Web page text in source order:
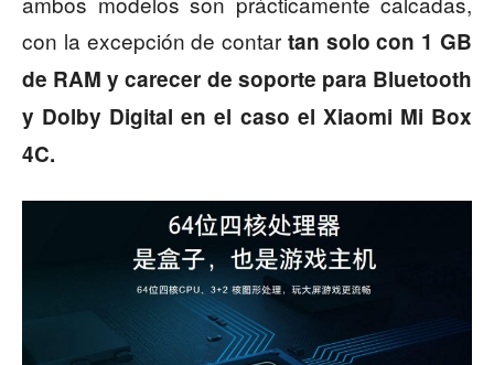
con la excepción de contar tan solo con 1 GB
de RAM y carecer de soporte para Bluetooth
y Dolby Digital en el caso el Xiaomi Mi Box
4C.